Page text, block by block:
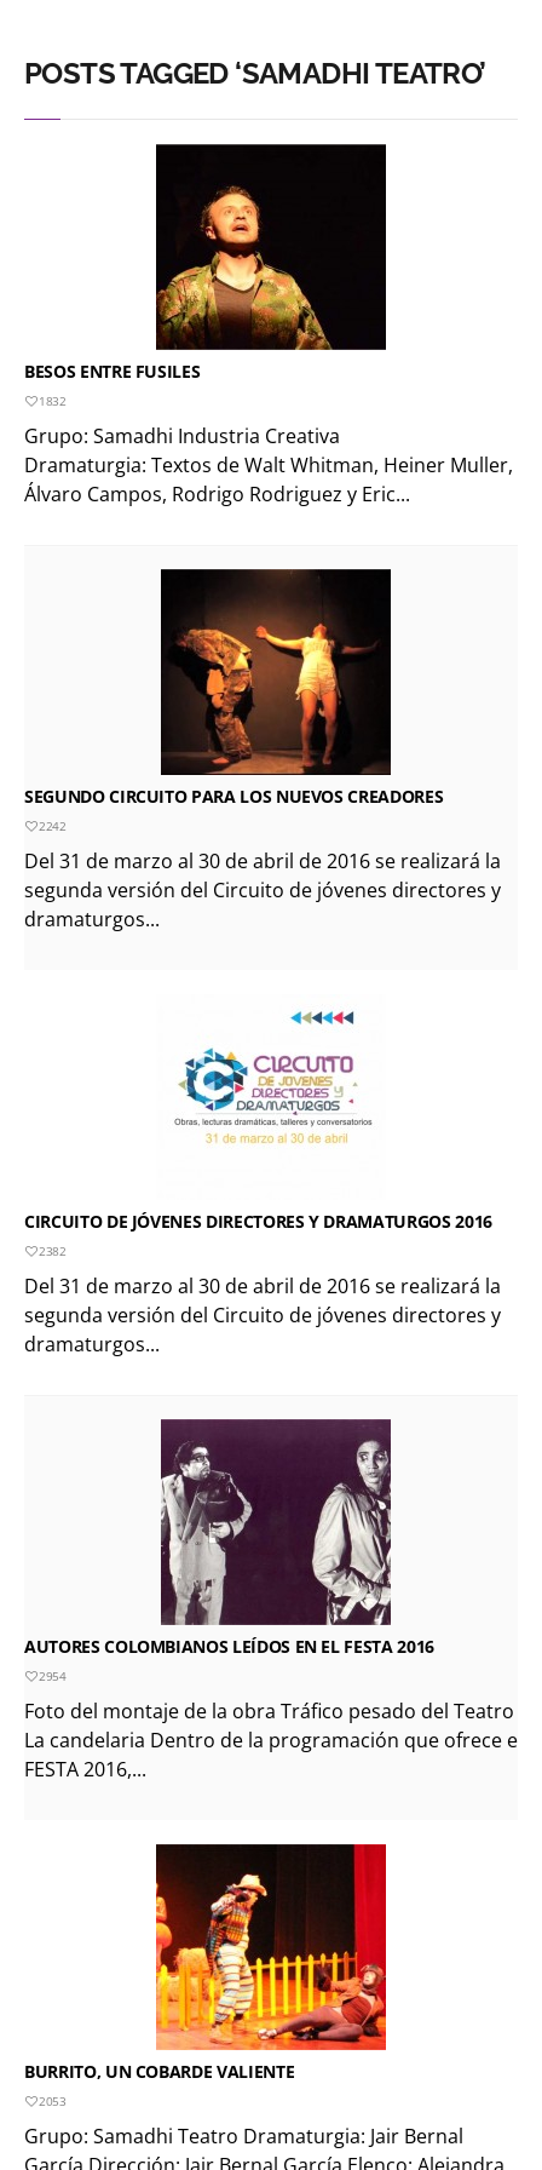
POSTS TAGGED ‘SAMADHI TEATRO’
BESOS ENTRE FUSILES
1832
Grupo: Samadhi Industria Creativa
Dramaturgia: Textos de Walt Whitman, Heiner Muller,
Álvaro Campos, Rodrigo Rodriguez y Eric...
SEGUNDO CIRCUITO PARA LOS NUEVOS CREADORES
2242
Del 31 de marzo al 30 de abril de 2016 se realizará la
segunda versión del Circuito de jóvenes directores y
dramaturgos...
CIRCUITO DE JÓVENES DIRECTORES Y DRAMATURGOS 2016
2382
Del 31 de marzo al 30 de abril de 2016 se realizará la
segunda versión del Circuito de jóvenes directores y
dramaturgos...
AUTORES COLOMBIANOS LEÍDOS EN EL FESTA 2016
2954
Foto del montaje de la obra Tráfico pesado del Teatro
La candelaria Dentro de la programación que ofrece el
FESTA 2016,...
BURRITO, UN COBARDE VALIENTE
2053
Grupo: Samadhi Teatro Dramaturgia: Jair Bernal